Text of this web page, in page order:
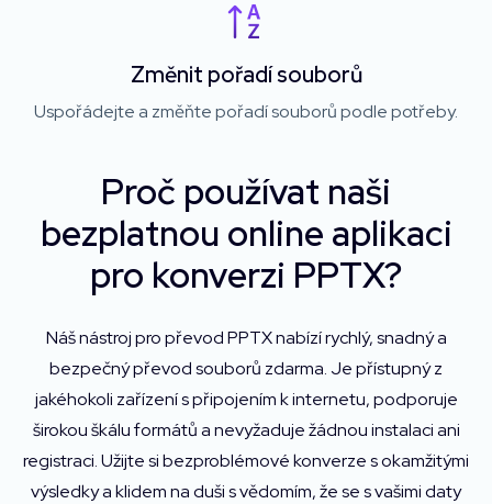
Změnit pořadí souborů
Uspořádejte a změňte pořadí souborů podle potřeby.
Proč používat naši
bezplatnou online aplikaci
pro konverzi PPTX?
Náš nástroj pro převod PPTX nabízí rychlý, snadný a
bezpečný převod souborů zdarma. Je přístupný z
jakéhokoli zařízení s připojením k internetu, podporuje
širokou škálu formátů a nevyžaduje žádnou instalaci ani
registraci. Užijte si bezproblémové konverze s okamžitými
výsledky a klidem na duši s vědomím, že se s vašimi daty